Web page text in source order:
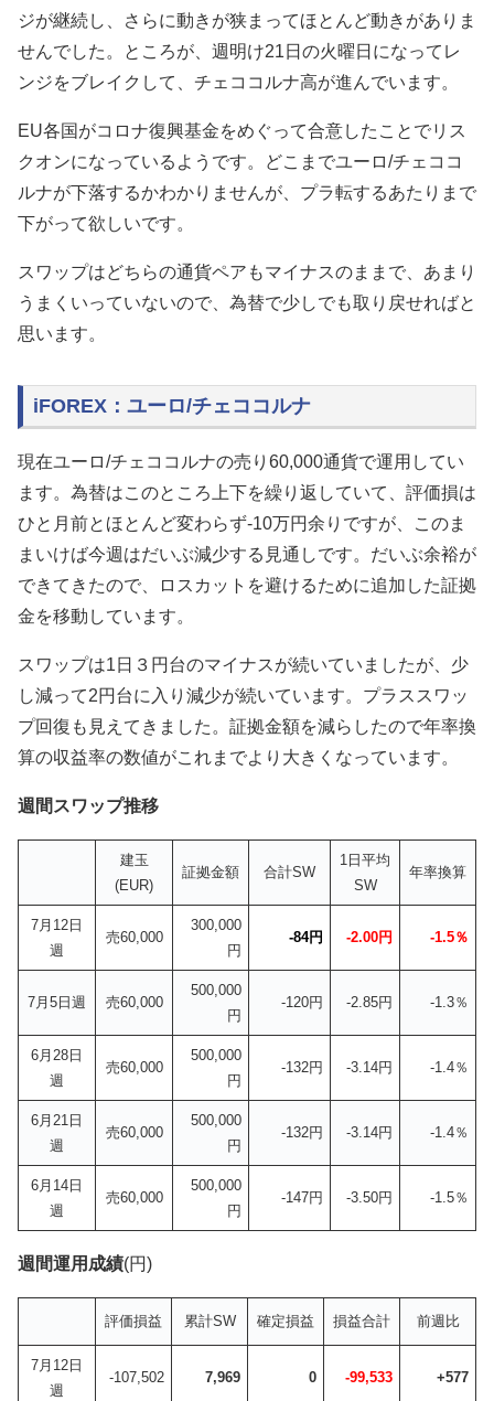
ジが継続し、さらに動きが狭まってほとんど動きがありま
せんでした。ところが、週明け21日の火曜日になってレ
ンジをブレイクして、チェココルナ高が進んでいます。
EU各国がコロナ復興基金をめぐって合意したことでリス
クオンになっているようです。どこまでユーロ/チェココ
ルナが下落するかわかりませんが、プラ転するあたりまで
下がって欲しいです。
スワップはどちらの通貨ペアもマイナスのままで、あまり
うまくいっていないので、為替で少しでも取り戻せればと
思います。
iFOREX：ユーロ/チェココルナ
現在ユーロ/チェココルナの売り60,000通貨で運用してい
ます。為替はこのところ上下を繰り返していて、評価損は
ひと月前とほとんど変わらず-10万円余りですが、このま
まいけば今週はだいぶ減少する見通しです。だいぶ余裕が
できてきたので、ロスカットを避けるために追加した証拠
金を移動しています。
スワップは1日３円台のマイナスが続いていましたが、少
し減って2円台に入り減少が続いています。プラススワッ
プ回復も見えてきました。証拠金額を減らしたので年率換
算の収益率の数値がこれまでより大きくなっています。
週間スワップ推移
建玉
(EUR)
証拠金額 合計SW
1日平均
SW
年率換算
7月12日
週
売60,000
300,000
円
-84円 -2.00円 -1.5％
7月5日週 売60,000
500,000
円
-120円 -2.85円 -1.3％
6月28日
週
売60,000
500,000
円
-132円 -3.14円 -1.4％
6月21日
週
売60,000
500,000
円
-132円 -3.14円 -1.4％
6月14日
週
売60,000
500,000
円
-147円 -3.50円 -1.5％
週間運用成績(円)
評価損益 累計SW 確定損益 損益合計 前週比
7月12日
週
-107,502 7,969 0 -99,533 +577